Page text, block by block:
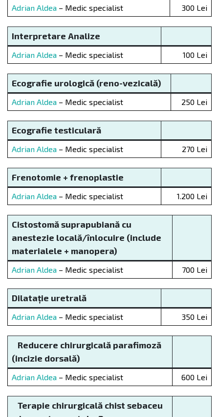
Adrian Aldea – Medic specialist 300 Lei
Interpretare Analize
Adrian Aldea – Medic specialist 100 Lei
Ecografie urologică (reno-vezicală)
Adrian Aldea – Medic specialist 250 Lei
Ecografie testiculară
Adrian Aldea – Medic specialist 270 Lei
Frenotomie + frenoplastie
Adrian Aldea – Medic specialist 1.200 Lei
Cistostomăsuprapubiană cu
anestezie locală/înlocuire (include
materialele + manopera)
Adrian Aldea – Medic specialist 700 Lei
Dilatație uretrală
Adrian Aldea – Medic specialist 350 Lei
Reducere chirurgicală parafimoză
(incizie dorsală)
Adrian Aldea – Medic specialist 600 Lei
Terapie chirurgicală chist sebaceu